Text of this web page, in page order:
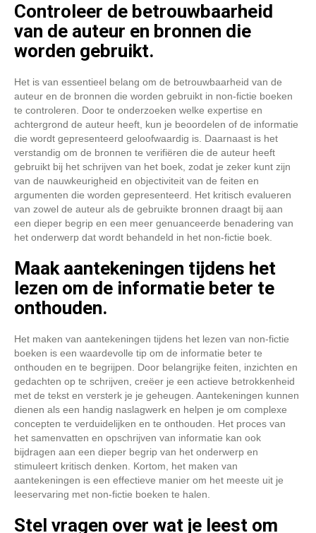
Controleer de betrouwbaarheid
van de auteur en bronnen die
worden gebruikt.
Het is van essentieel belang om de betrouwbaarheid van de
auteur en de bronnen die worden gebruikt in non-fictie boeken
te controleren. Door te onderzoeken welke expertise en
achtergrond de auteur heeft, kun je beoordelen of de informatie
die wordt gepresenteerd geloofwaardig is. Daarnaast is het
verstandig om de bronnen te verifiëren die de auteur heeft
gebruikt bij het schrijven van het boek, zodat je zeker kunt zijn
van de nauwkeurigheid en objectiviteit van de feiten en
argumenten die worden gepresenteerd. Het kritisch evalueren
van zowel de auteur als de gebruikte bronnen draagt bij aan
een dieper begrip en een meer genuanceerde benadering van
het onderwerp dat wordt behandeld in het non-fictie boek.
Maak aantekeningen tijdens het
lezen om de informatie beter te
onthouden.
Het maken van aantekeningen tijdens het lezen van non-fictie
boeken is een waardevolle tip om de informatie beter te
onthouden en te begrijpen. Door belangrijke feiten, inzichten en
gedachten op te schrijven, creëer je een actieve betrokkenheid
met de tekst en versterk je je geheugen. Aantekeningen kunnen
dienen als een handig naslagwerk en helpen je om complexe
concepten te verduidelijken en te onthouden. Het proces van
het samenvatten en opschrijven van informatie kan ook
bijdragen aan een dieper begrip van het onderwerp en
stimuleert kritisch denken. Kortom, het maken van
aantekeningen is een effectieve manier om het meeste uit je
leeservaring met non-fictie boeken te halen.
Stel vragen over wat je leest om